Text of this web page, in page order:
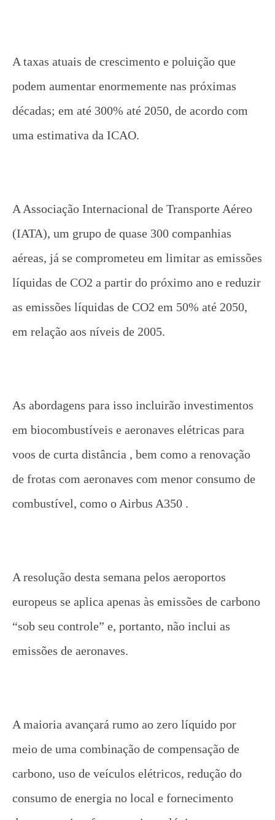
A taxas atuais de crescimento e poluição que
podem aumentar enormemente nas próximas
décadas; em até 300% até 2050, de acordo com
uma estimativa da ICAO.
A Associação Internacional de Transporte Aéreo
(IATA), um grupo de quase 300 companhias
aéreas, já se comprometeu em limitar as emissões
líquidas de CO2 a partir do próximo ano e reduzir
as emissões líquidas de CO2 em 50% até 2050,
em relação aos níveis de 2005.
As abordagens para isso incluirão investimentos
em biocombustíveis e aeronaves elétricas para
voos de curta distância , bem como a renovação
de frotas com aeronaves com menor consumo de
combustível, como o Airbus A350 .
A resolução desta semana pelos aeroportos
europeus se aplica apenas às emissões de carbono
“sob seu controle” e, portanto, não inclui as
emissões de aeronaves.
A maioria avançará rumo ao zero líquido por
meio de uma combinação de compensação de
carbono, uso de veículos elétricos, redução do
consumo de energia no local e fornecimento